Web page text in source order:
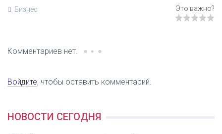
Бизнес
Комментариев нет.
Войдите, чтобы оставить комментарий.
НОВОСТИ СЕГОДНЯ